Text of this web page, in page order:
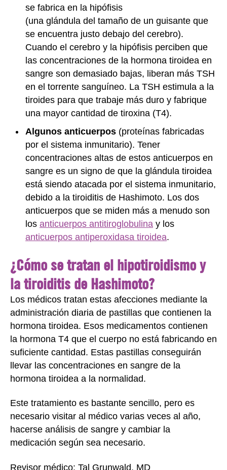
se fabrica en la hipófisis
(una glándula del tamaño de un guisante que
se encuentra justo debajo del cerebro).
Cuando el cerebro y la hipófisis perciben que
las concentraciones de la hormona tiroidea en
sangre son demasiado bajas, liberan más TSH
en el torrente sanguíneo. La TSH estimula a la
tiroides para que trabaje más duro y fabrique
una mayor cantidad de tiroxina (T4).
Algunos anticuerpos (proteínas fabricadas
por el sistema inmunitario). Tener
concentraciones altas de estos anticuerpos en
sangre es un signo de que la glándula tiroidea
está siendo atacada por el sistema inmunitario,
debido a la tiroiditis de Hashimoto. Los dos
anticuerpos que se miden más a menudo son
los anticuerpos antitiroglobulina y los
anticuerpos antiperoxidasa tiroidea.
¿Cómo se tratan el hipotiroidismo y
la tiroiditis de Hashimoto?
Los médicos tratan estas afecciones mediante la
administración diaria de pastillas que contienen la
hormona tiroidea. Esos medicamentos contienen
la hormona T4 que el cuerpo no está fabricando en
suficiente cantidad. Estas pastillas conseguirán
llevar las concentraciones en sangre de la
hormona tiroidea a la normalidad.
Este tratamiento es bastante sencillo, pero es
necesario visitar al médico varias veces al año,
hacerse análisis de sangre y cambiar la
medicación según sea necesario.
Revisor médico: Tal Grunwald, MD